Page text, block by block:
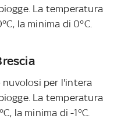
La temperatura
la minima di 0°C.
nuvolosi per l'intera
La temperatura
la minima di -1°C.